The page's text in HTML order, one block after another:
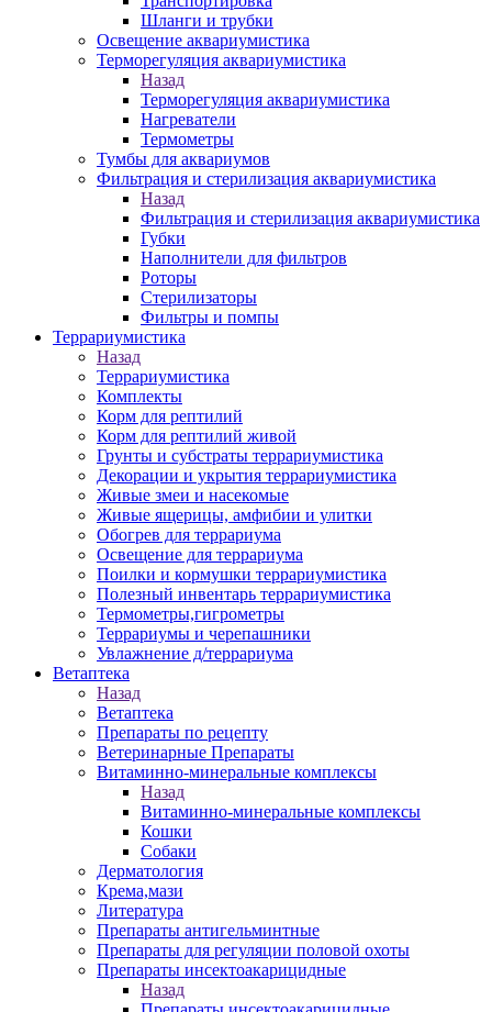
Шланги и трубки
Освещение аквариумистика
Терморегуляция аквариумистика
Назад
Терморегуляция аквариумистика
Нагреватели
Термометры
Тумбы для аквариумов
Фильтрация и стерилизация аквариумистика
Назад
Фильтрация и стерилизация аквариумистика
Губки
Наполнители для фильтров
Роторы
Стерилизаторы
Фильтры и помпы
Террариумистика
Назад
Террариумистика
Комплекты
Корм для рептилий
Корм для рептилий живой
Грунты и субстраты террариумистика
Декорации и укрытия террариумистика
Живые змеи и насекомые
Живые ящерицы, амфибии и улитки
Обогрев для террариума
Освещение для террариума
Поилки и кормушки террариумистика
Полезный инвентарь террариумистика
Термометры,гигрометры
Террариумы и черепашники
Увлажнение д/террариума
Ветаптека
Назад
Ветаптека
Препараты по рецепту
Ветеринарные Препараты
Витаминно-минеральные комплексы
Назад
Витаминно-минеральные комплексы
Кошки
Собаки
Дерматология
Крема,мази
Литература
Препараты антигельминтные
Препараты для регуляции половой охоты
Препараты инсектоакарицидные
Назад